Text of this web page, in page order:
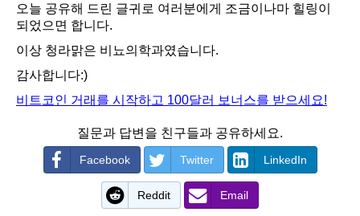
오늘 공유해 드린 글귀로 여러분에게 조금이나마 힐링이
되었으면 합니다.
이상 청라맑은 비뇨의학과였습니다.
감사합니다:)
비트코인 거래를 시작하고 100달러 보너스를 받으세요!
질문과 답변을 친구들과 공유하세요.
Facebook Twitter LinkedIn
Reddit Email